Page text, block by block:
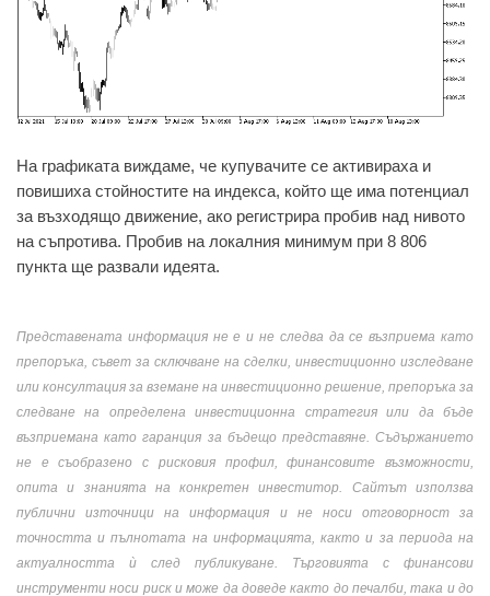
На графиката виждаме, че купувачите се активираха и
повишиха стойностите на индекса, който ще има потенциал
за възходящо движение, ако регистрира пробив над нивото
на съпротива. Пробив на локалния минимум при 8 806
пункта ще развали идеята.
Представената информация не е и не следва да се възприема като
препоръка, съвет за сключване на сделки, инвестиционно изследване
или консултация за вземане на инвестиционно решение, препоръка за
следване на определена инвестиционна стратегия или да бъде
възприемана като гаранция за бъдещо представяне. Съдържанието
не е съобразено с рисковия профил, финансовите възможности,
опита и знанията на конкретен инвеститор. Сайтът използва
публични източници на информация и не носи отговорност за
точността и пълнотата на информацията, както и за периода на
актуалността ѝ след публикуване. Търговията с финансови
инструменти носи риск и може да доведе както до печалби, така и до